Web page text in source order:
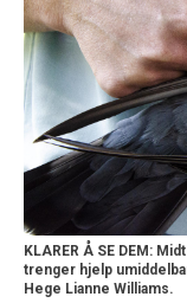
KLARER Å SE DEM:
trenger hjelp
Hege Lianne Williams.